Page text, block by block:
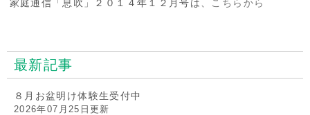
家庭通信「息吹」２０１４年１２月号は、 こちらから
最新記事
８月お盆明け体験生受付中
2026年07月25日更新